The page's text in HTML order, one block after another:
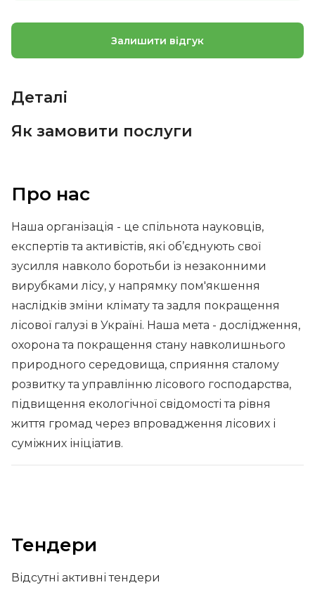
Про нас
Наша організація - це спільнота науковців,
експертів та активістів, які об’єднують свої
зусилля навколо боротьби із незаконними
вирубками лісу, у напрямку пом'якшення
наслідків зміни клімату та задля покращення
лісової галузі в Україні. Наша мета - дослідження,
охорона та покращення стану навколишнього
природного середовища, сприяння сталому
розвитку та управлінню лісового господарства,
підвищення екологічної свідомості та рівня
життя громад через впровадження лісових і
суміжних ініціатив.
Тендери
Відсутні активні тендери
Залишити відгук
Деталі
Як замовити послуги